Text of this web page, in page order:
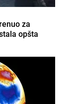
za
opšta